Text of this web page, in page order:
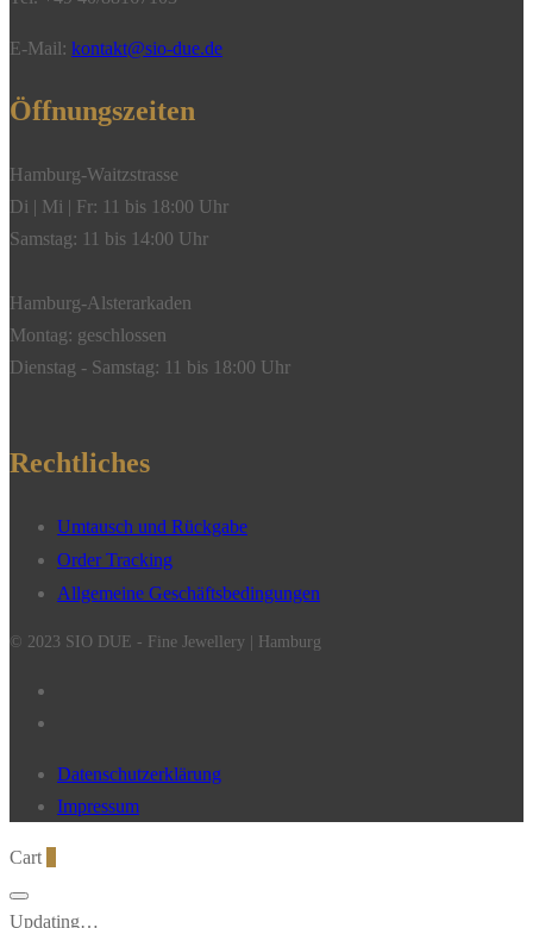
E-Mail: kontakt@sio-due.de
Öffnungszeiten
Hamburg-Waitzstrasse
Di | Mi | Fr: 11 bis 18:00 Uhr
Samstag: 11 bis 14:00 Uhr
Hamburg-Alsterarkaden
Montag: geschlossen
Dienstag - Samstag: 11 bis 18:00 Uhr
Rechtliches
Umtausch und Rückgabe
Order Tracking
Allgemeine Geschäftsbedingungen
© 2023 SIO DUE - Fine Jewellery | Hamburg
Datenschutzerklärung
Impressum
Cart
Updating…